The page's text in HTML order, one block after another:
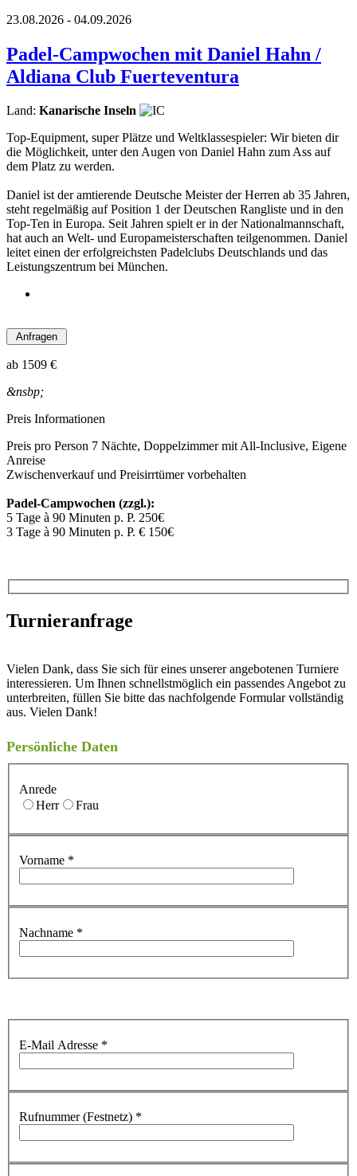
23.08.2026 - 04.09.2026
Padel-Campwochen mit Daniel Hahn /
Aldiana Club Fuerteventura
Land: Kanarische Inseln
Top-Equipment, super Plätze und Weltklassespieler: Wir bieten dir
die Möglichkeit, unter den Augen von Daniel Hahn zum Ass auf
dem Platz zu werden.
Daniel ist der amtierende Deutsche Meister der Herren ab 35 Jahren,
steht regelmäßig auf Position 1 der Deutschen Rangliste und in den
Top-Ten in Europa. Seit Jahren spielt er in der Nationalmannschaft,
hat auch an Welt- und Europameisterschaften teilgenommen. Daniel
leitet einen der erfolgreichsten Padelclubs Deutschlands und das
Leistungszentrum bei München.
ab 1509 €
&nsbp;
Preis Informationen
Preis pro Person 7 Nächte, Doppelzimmer mit All-Inclusive, Eigene
Anreise
Zwischenverkauf und Preisirrtümer vorbehalten
Padel-Campwochen (zzgl.):
5 Tage à 90 Minuten p. P. 250€
3 Tage à 90 Minuten p. P. € 150€
Turnieranfrage
Vielen Dank, dass Sie sich für eines unserer angebotenen Turniere
interessieren. Um Ihnen schnellstmöglich ein passendes Angebot zu
unterbreiten, füllen Sie bitte das nachfolgende Formular vollständig
aus. Vielen Dank!
Persönliche Daten
Anrede
Herr
Frau
Vorname *
Nachname *
E-Mail Adresse *
Rufnummer (Festnetz) *